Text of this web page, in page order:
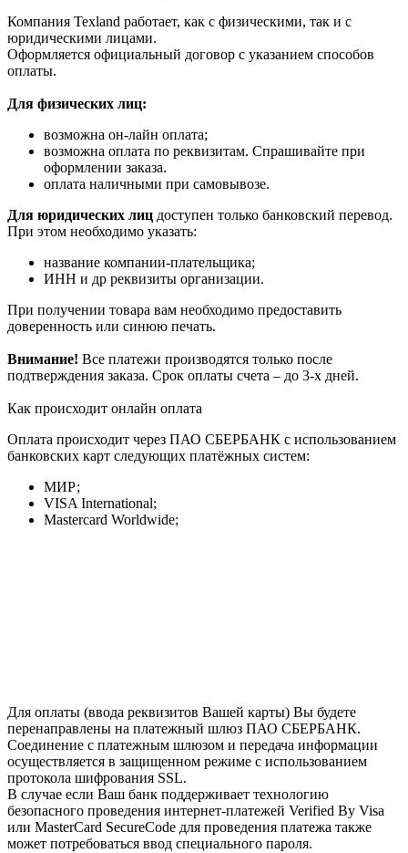
Компания Texland работает, как с физическими, так и с
юридическими лицами.
Оформляется официальный договор с указанием способов
оплаты.
Для физических лиц:
возможна он-лайн оплата;
возможна оплата по реквизитам. Спрашивайте при
оформлении заказа.
оплата наличными при самовывозе.
Для юридических лиц доступен только банковский перевод.
При этом необходимо указать:
название компании-плательщика;
ИНН и др реквизиты организации.
При получении товара вам необходимо предоставить
доверенность или синюю печать.
Внимание! Все платежи производятся только после
подтверждения заказа. Срок оплаты счета – до 3-х дней.
Как происходит онлайн оплата
Оплата происходит через ПАО СБЕРБАНК с использованием
банковских карт следующих платёжных систем:
МИР;
VISA International;
Mastercard Worldwide;
Для оплаты (ввода реквизитов Вашей карты) Вы будете
перенаправлены на платежный шлюз ПАО СБЕРБАНК.
Соединение с платежным шлюзом и передача информации
осуществляется в защищенном режиме с использованием
протокола шифрования SSL.
В случае если Ваш банк поддерживает технологию
безопасного проведения интернет-платежей Verified By Visa
или MasterCard SecureCode для проведения платежа также
может потребоваться ввод специального пароля.